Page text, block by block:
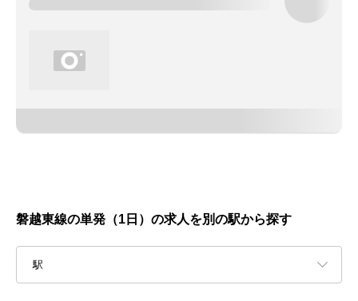
磐越東線の単発（1日）の求人を別の駅から探す
駅